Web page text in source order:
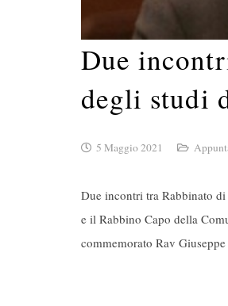
Due
degli studi
5 Maggio 2021
Due incontri tra Rabbinato
e il Rabbino Capo della
commemorato Rav